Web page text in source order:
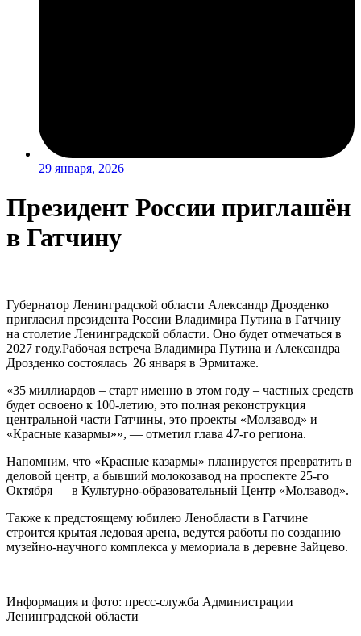
29 января, 2026
Президент России приглашён
в Гатчину
Губернатор Ленинградской области Александр Дрозденко
пригласил президента России Владимира Путина в Гатчину
на столетие Ленинградской области. Оно будет отмечаться в
2027 году.Рабочая встреча Владимира Путина и Александра
Дрозденко состоялась 26 января в Эрмитаже.
«35 миллиардов – старт именно в этом году – частных средств
будет освоено к 100-летию, это полная реконструкция
центральной части Гатчины, это проекты «Молзавод» и
«Красные казармы»», — отметил глава 47-го региона.
Напомним, что «Красные казармы» планируется превратить в
деловой центр, а бывший молокозавод на проспекте 25-го
Октября — в Культурно-образовательный Центр «Молзавод».
Также к предстоящему юбилею Ленобласти в Гатчине
строится крытая ледовая арена, ведутся работы по созданию
музейно-научного комплекса у мемориала в деревне Зайцево.
Информация и фото: пресс-служба Администрации
Ленинградской области